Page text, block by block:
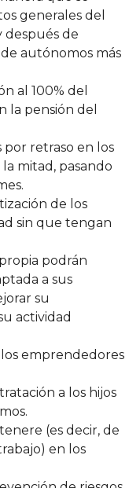
generales del
después de
autónomos más
al 100% del
la pensión del
por retraso en los
mitad, pasando
de los
sin que tengan
podrán
a sus
su
actividad
emprendedores
a los hijos
(es decir, de
en los